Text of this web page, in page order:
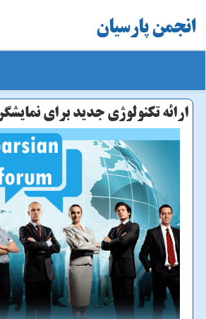
انجمن پارسیان
ارائه تكنولوژی جدید برای